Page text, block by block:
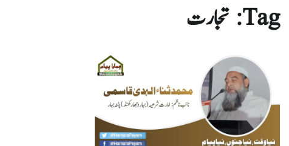
Tag: تجارت